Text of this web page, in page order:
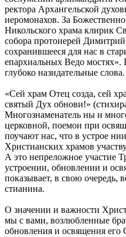
ректора Архангельской
иеромонахов. За
Никольского храма клирик
собора протоиерей
сохранившееся для нас в
епархиальных Ведо
глубоко назидательные слова.
«Сей храм Отец созда, сей
святый Дух обнови!»
Многознаменатель ны и
церковной, поемои при
поучают нас, что в устрое
Христианских храмов
А это непреложное участие
устроении, обновлении и
показывает, в свою очередь,
стианина.
О значении и важности
мы с вами, возлюбленные
обновления и освящения его